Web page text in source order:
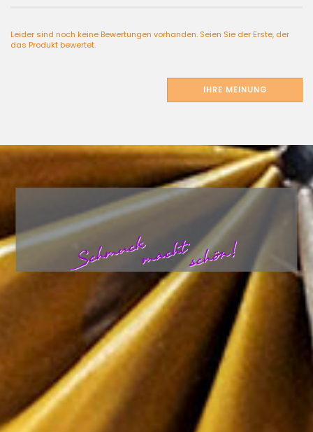
Leider sind noch keine Bewertungen vorhanden. Seien Sie der Erste, der
das Produkt bewertet.
IHRE MEINUNG